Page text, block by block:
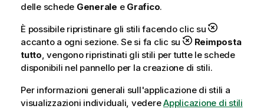
delle schede Generale e Grafico.
È possibile ripristinare gli stili facendo clic su
accanto a ogni sezione. Se si fa clic su
Reimposta
tutto, vengono ripristinati gli stili per tutte le schede
disponibili nel pannello per la creazione di stili.
Per informazioni generali sull'applicazione di stili a
visualizzazioni individuali, vedereApplicazione di stili